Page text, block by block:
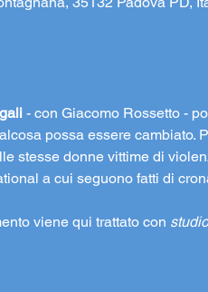
- con Giacomo Rossetto -
possa essere cambiato.
stesse donne vittime di
a cui seguono fatti di
viene qui trattato con